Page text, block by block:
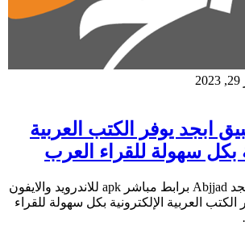
ابجد يوفر الكتب العربية
بكل سهولة للقراء العرب
تحميل تطبيق ابجد Abjjad برابط مباشر apk للاندرويد والايفون
العربية الإلكترونية بكل سهولة للقراء